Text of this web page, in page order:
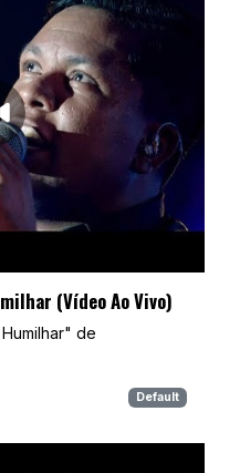
(Vídeo Ao Vivo)
de
Default